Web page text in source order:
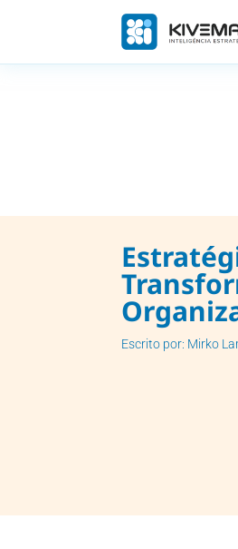
Escrito por: Mirko